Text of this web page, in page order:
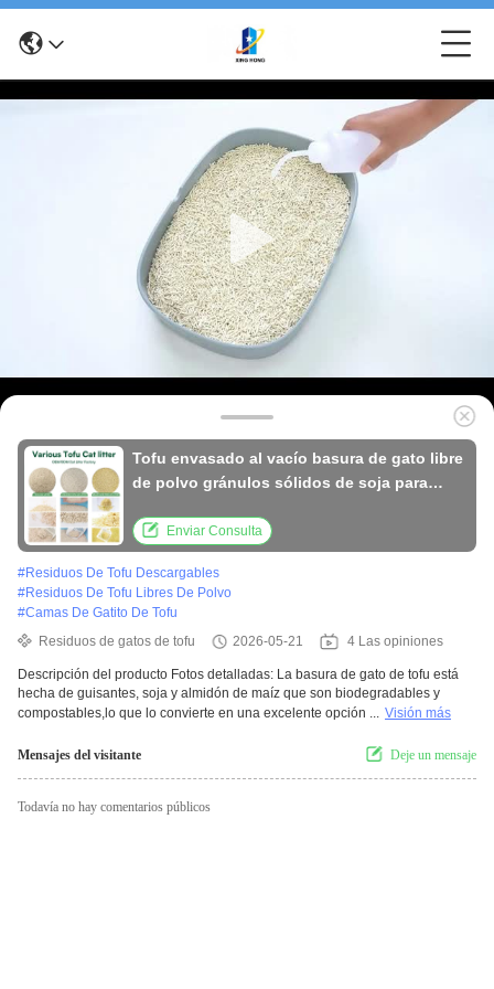
Tofu envasado al vacío basura de gato libre
de polvo gránulos sólidos de soja para
Enviar Consulta
#Residuos De Tofu Descargables
#Residuos De Tofu Libres De Polvo
#Camas De Gatito De Tofu
Residuos de gatos de tofu
2026-05-21 4 Las opiniones
Descripción del producto Fotos detalladas: La basura de gato de tofu está
hecha de guisantes, soja y almidón de maíz que son biodegradables y
compostables,lo que lo convierte en una excelente opción ... Visión más
Mensajes del visitante Deje un mensaje
Todavía no hay comentarios públicos